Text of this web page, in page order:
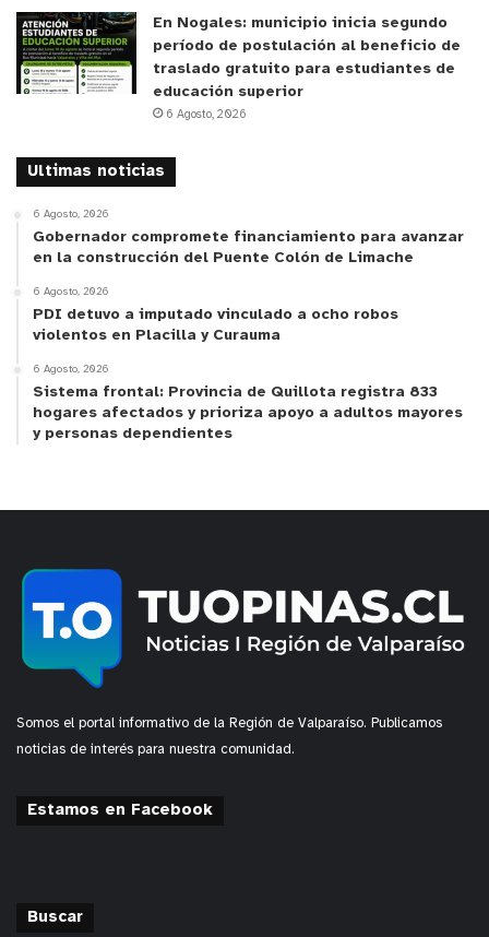
En Nogales: municipio inicia segundo
período de postulación al beneficio de
traslado gratuito para estudiantes de
educación superior
6 Agosto, 2026
Ultimas noticias
6 Agosto, 2026
Gobernador compromete financiamiento para avanzar
en la construcción del Puente Colón de Limache
6 Agosto, 2026
PDI detuvo a imputado vinculado a ocho robos
violentos en Placilla y Curauma
6 Agosto, 2026
Sistema frontal: Provincia de Quillota registra 833
hogares afectados y prioriza apoyo a adultos mayores
y personas dependientes
Somos el portal informativo de la Región de Valparaíso. Publicamos
noticias de interés para nuestra comunidad.
Estamos en Facebook
Buscar